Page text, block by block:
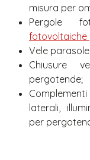
misura per
Pergole
fotovoltaiche
Vele parasole;
Chiusure
pergotende;
laterali,
per